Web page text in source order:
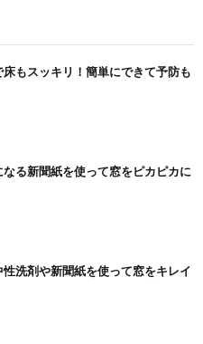
もスッキリ！簡単にできて予防も
る新聞紙を使って窓をピカピカに
性洗剤や新聞紙を使って窓をキレイ